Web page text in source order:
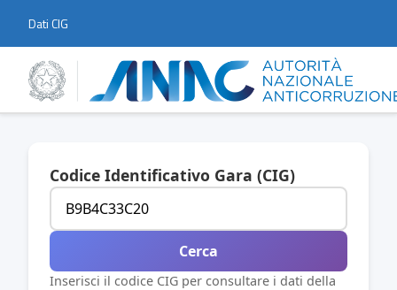
Dati CIG
Codice Identificativo Gara (CIG)
Cerca
Inserisci il codice CIG per consultare i dati della